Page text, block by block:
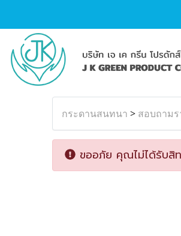
กระดานสนทนา > สอบถามร
ขออภัย คุณไม่ได้รับสิท